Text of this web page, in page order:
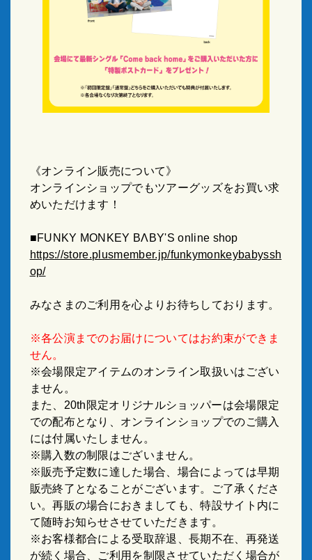
《オンライン販売について》
オンラインショップでもツアーグッズをお買い求
めいただけます！
■FUNKY MONKEY BΛBY'S online shop
https://store.plusmember.jp/funkymonkeybabyssh
op/
みなさまのご利用を心よりお待ちしております。
※各公演までのお届けについてはお約束ができま
せん。
※会場限定アイテムのオンライン取扱いはござい
ません。
また、20th限定オリジナルショッパーは会場限定
での配布となり、オンラインショップでのご購入
には付属いたしません。
※購入数の制限はございません。
※販売予定数に達した場合、場合によっては早期
販売終了となることがございます。ご了承くださ
い。再販の場合におきましても、特設サイト内に
て随時お知らせさせていただきます。
※お客様都合による受取辞退、長期不在、再発送
が続く場合、ご利用を制限させていただく場合が